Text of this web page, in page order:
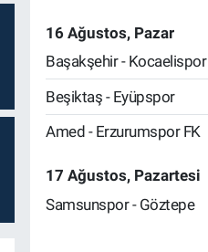
16 Ağustos, Pazar
Başakşehir - Kocaelispor
Beşiktaş - Eyüpspor
Amed - Erzurumspor FK
17 Ağustos, Pazartesi
Samsunspor - Göztepe